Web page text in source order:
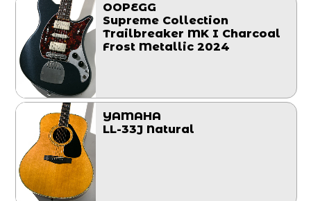
OOPEGG
Supreme Collection
Trailbreaker MK I Charcoal
Frost Metallic 2024
YAMAHA
LL-33J Natural